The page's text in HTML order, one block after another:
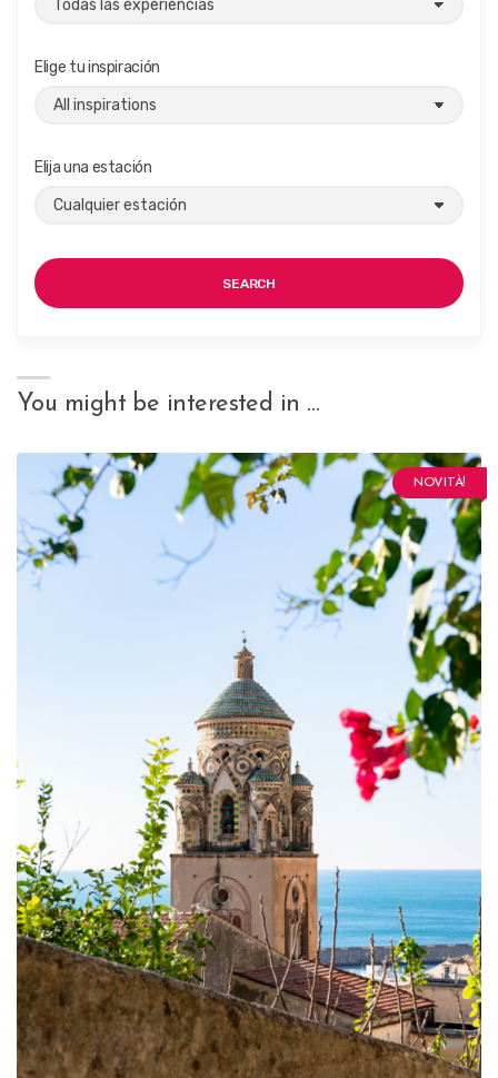
Elige tu inspiración
Elija una estación
SEARCH
You might be interested in …
NOVITÀ!